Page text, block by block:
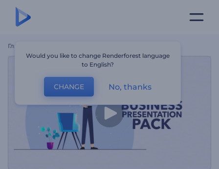
Главная
Would you like to change Renderforest language
to English?
CHANGE No, thanks